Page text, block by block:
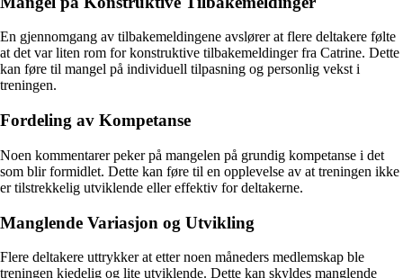
En gjennomgang av tilbakemeldingene avslører at flere deltakere følte
at det var liten rom for konstruktive tilbakemeldinger fra Catrine. Dette
kan føre til mangel på individuell tilpasning og personlig vekst i
treningen.
Fordeling av Kompetanse
Noen kommentarer peker på mangelen på grundig kompetanse i det
som blir formidlet. Dette kan føre til en opplevelse av at treningen ikke
er tilstrekkelig utviklende eller effektiv for deltakerne.
Manglende Variasjon og Utvikling
Flere deltakere uttrykker at etter noen måneders medlemskap ble
treningen kjedelig og lite utviklende. Dette kan skyldes manglende